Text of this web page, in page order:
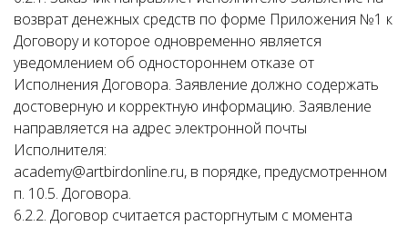
возврат денежных средств по форме Приложения №1 к
Договору и которое одновременно является
уведомлением об одностороннем отказе от
Исполнения Договора. Заявление должно содержать
достоверную и корректную информацию. Заявление
направляется на адрес электронной почты
Исполнителя:
academy@artbirdonline.ru, в порядке, предусмотренном
п. 10.5. Договора.
6.2.2. Договор считается расторгнутым с момента